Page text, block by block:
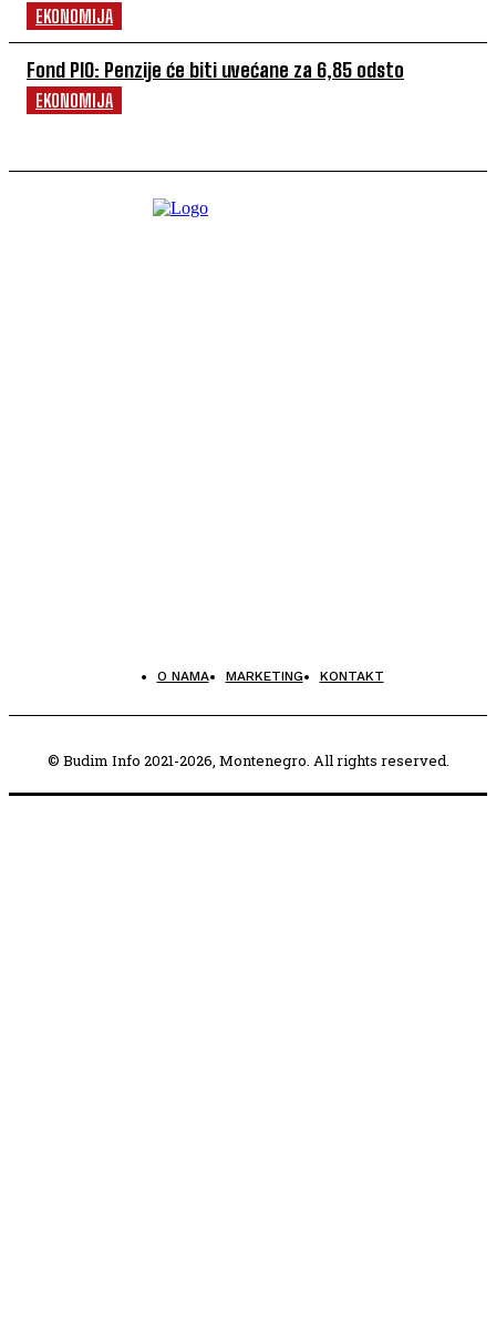
EKONOMIJA
Fond PIO: Penzije će biti uvećane za 6,85 odsto
EKONOMIJA
O NAMA MARKETING KONTAKT
© Budim Info 2021-2026, Montenegro. All rights reserved.